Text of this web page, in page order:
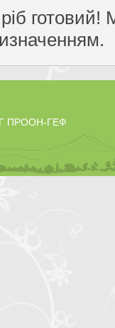
готовий!
ПРООН-ГЕФ